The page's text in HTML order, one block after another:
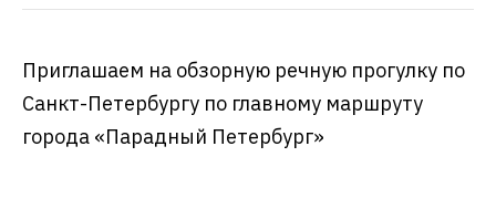
Приглашаем на обзорную речную прогулку по
Санкт-Петербургу по главному маршруту
города «Парадный Петербург»